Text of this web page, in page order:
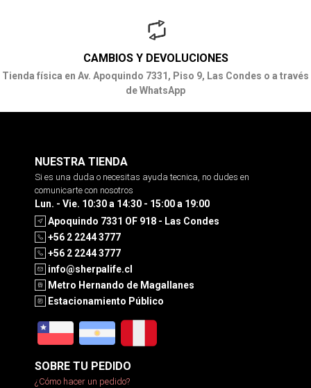
CAMBIOS Y DEVOLUCIONES
Tienda física en Av. Apoquindo 7331, Piso 9, Las Condes o a través
de WhatsApp
NUESTRA TIENDA
Si es una duda o necesitas ayuda tecnica, no dudes en
comunicarte con nosotros
Lun. - Vie. 10:30 a 14:30 - 15:00 a 19:00
Apoquindo 7331 OF 918 - Las Condes
+56 2 2244 3777
+56 2 2244 3777
info@sherpalife.cl
Metro Hernando de Magallanes
Estacionamiento Público
SOBRE TU PEDIDO
¿Cómo hacer un pedido?